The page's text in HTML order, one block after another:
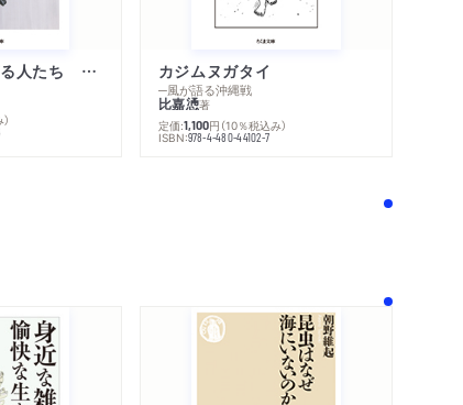
不幸になりたがる人たち 増補新版 カジムヌガタイ
─風が語る沖縄戦
比嘉慂著
定価:1,100円 （10％税込み）
ISBN:978-4-480-44102-7